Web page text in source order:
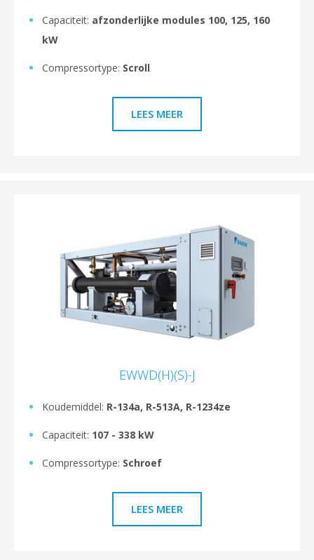
Capaciteit: afzonderlijke modules 100, 125, 160
kW
Compressortype: Scroll
LEES MEER
EWWD(H)(S)-J
Koudemiddel: R-134a, R-513A, R-1234ze
Capaciteit: 107 - 338 kW
Compressortype: Schroef
LEES MEER